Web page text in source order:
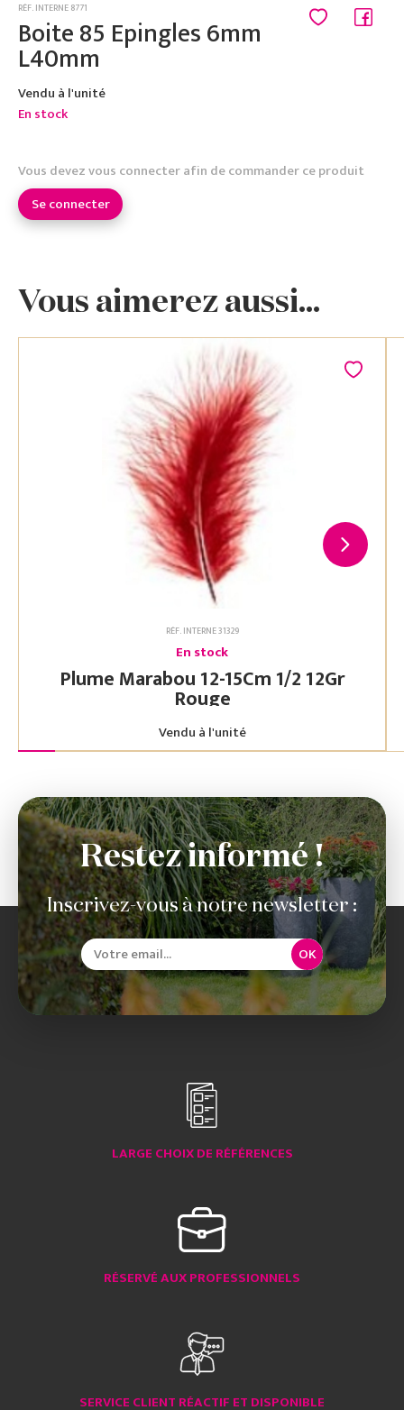
RÉF. INTERNE 8771
Boite 85 Epingles 6mm
L40mm
Vendu à l'unité
En stock
Vous devez vous connecter afin de commander ce produit
Se connecter
Vous aimerez aussi...
RÉF. INTERNE 31329
En stock
Plume Marabou 12-15Cm 1/2 12Gr
Rouge
Vendu à l'unité
Restez informé !
Inscrivez-vous à notre newsletter :
OK
LARGE CHOIX DE RÉFÉRENCES
RÉSERVÉ AUX PROFESSIONNELS
SERVICE CLIENT RÉACTIF ET DISPONIBLE